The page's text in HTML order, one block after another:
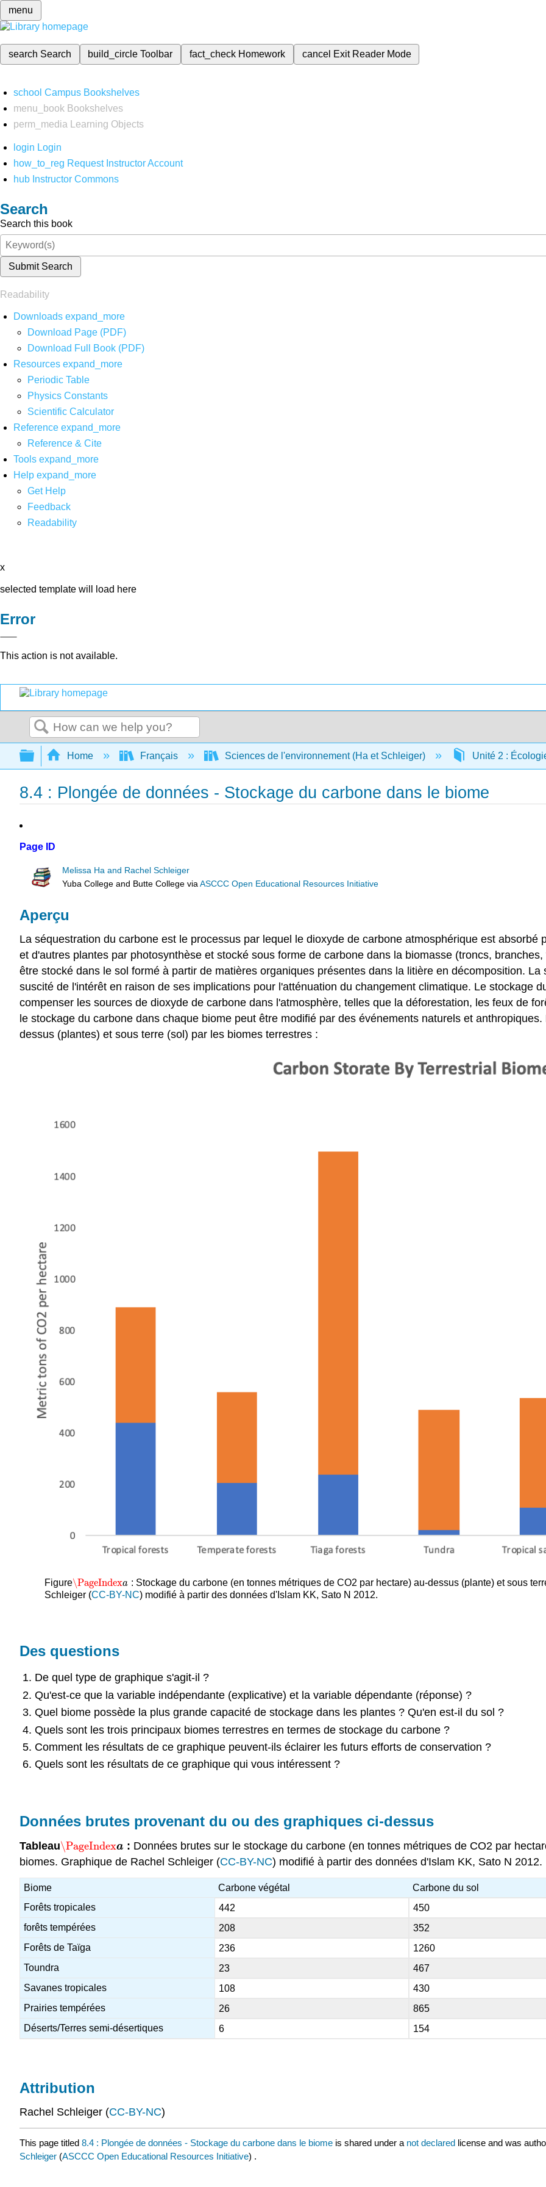
menu
search Search build_circleToolbar fact_check Homework cancel Exit Reader Mode
school Campus Bookshelves
menu_book Bookshelves
perm_media
Learning Objects
login Login
how_to_reg Request Instructor Account
hub Instructor Commons
Search
Search this book
Submit Search
Readability
Downloads expand_more
Download Page (PDF)
Download Full Book (PDF)
Resources expand_more
Periodic Table
Physics Constants
Scientific Calculator
Reference expand_more
Reference & Cite
Tools expand_more
Help expand_more
Get Help
Feedback
Readability
x
selected template will load here
Error
This action is not available.
Search
Expand/collapse global hierarchy
Home Français Sciences de l'environnement (Ha et Schleiger) Unité 2 :
8.4 : Plongée de données - Stockage du carbone dans le biome
Page ID
Melissa Ha and Rachel Schleiger
Yuba College and Butte College viaASCCC Open Educational Resources Initiative
Aperçu
La séquestration du carbone est le processus par lequel le dioxyde de carbone atmosphérique est absorbé
et d'autres plantes par photosynthèse et stocké sous forme de carbone dans la biomasse (troncs,
être stocké dans le sol formé à partir de matières organiques présentes dans la litière en décomposition.
suscité de l'intérêt en raison de ses implications pour l'atténuation du changement climatique. Le stockage
compenser les sources de dioxyde de carbone dans l'atmosphère, telles que la déforestation, les feux de
le stockage du carbone dans chaque biome peut être modifié par des événements naturels et
dessus (plantes) et sous terre (sol) par les biomes terrestres :
Figure\PageIndexa
\PageIndexa : Stockage du carbone (en tonnes métriques de CO2 par hectare) au-dessus (plante) et sous
Schleiger (CC-BY-NC) modifié à partir des données d'Islam KK, Sato N 2012.
Des questions
De quel type de graphique s'agit-il ?
Qu'est-ce que la variable indépendante (explicative) et la variable dépendante (réponse) ?
Quel biome possède la plus grande capacité de stockage dans les plantes ? Qu'en est-il du sol ?
Quels sont les trois principaux biomes terrestres en termes de stockage du carbone ?
Comment les résultats de ce graphique peuvent-ils éclairer les futurs efforts de conservation ?
Quels sont les résultats de ce graphique qui vous intéressent ?
Données brutes provenant du ou des graphiques ci-dessus
Tableau\PageIndexa
\PageIndexa : Données brutes sur le stockage du carbone (en tonnes métriques de CO2 par
biomes. Graphique de Rachel Schleiger (CC-BY-NC) modifié à partir des données d'Islam KK, Sato N 2012.
Biome Carbone végétal Carbone du sol
Forêts tropicales
442 450
forêts tempérées
208 352
Forêts de Taïga
236 1260
Toundra
23 467
Savanes tropicales
108 430
Prairies tempérées
26 865
Déserts/Terres semi-désertiques
6 154
Attribution
Rachel Schleiger (CC-BY-NC)
This page titled 8.4 : Plongée de données - Stockage du carbone dans le biome is shared under a not declared license and was
Schleiger (ASCCC Open Educational Resources Initiative) .